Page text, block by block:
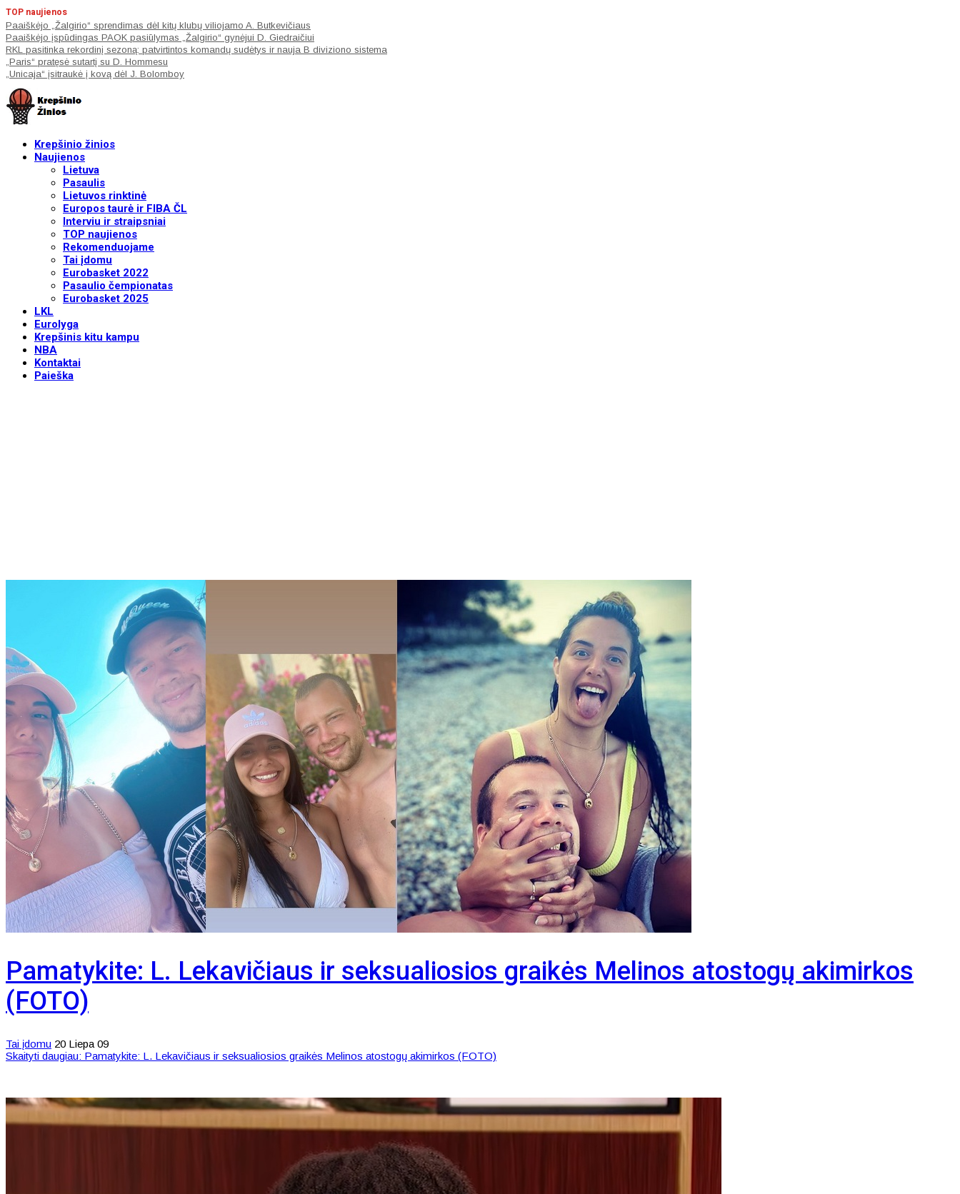
TOP naujienos
Paaiškėjo „Žalgirio“ sprendimas dėl kitų klubų viliojamo A. Butkevičiaus
Paaiškėjo įspūdingas PAOK pasiūlymas „Žalgirio“ gynėjui D. Giedraičiui
RKL pasitinka rekordinį sezoną: patvirtintos komandų sudėtys ir nauja B diviziono sistema
„Paris“ pratęsė sutartį su D. Hommesu
„Unicaja“ įsitraukė į kovą dėl J. Bolomboy
Krepšinio žinios
Naujienos
Lietuva
Pasaulis
Lietuvos rinktinė
Europos taurė ir FIBA ČL
Interviu ir straipsniai
TOP naujienos
Rekomenduojame
Tai įdomu
Eurobasket 2022
Pasaulio čempionatas
Eurobasket 2025
LKL
Eurolyga
Krepšinis kitu kampu
NBA
Kontaktai
Paieška
Pamatykite: L. Lekavičiaus ir seksualiosios graikės Melinos atostogų akimirkos
(FOTO)
Tai įdomu 20 Liepa 09
Skaityti daugiau: Pamatykite: L. Lekavičiaus ir seksualiosios graikės Melinos atostogų akimirkos (FOTO)